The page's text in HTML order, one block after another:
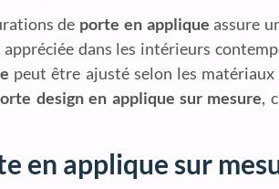
de porte en applique assure
dans les intérieurs
peut être ajusté selon les
design en applique sur mesure,
en applique sur